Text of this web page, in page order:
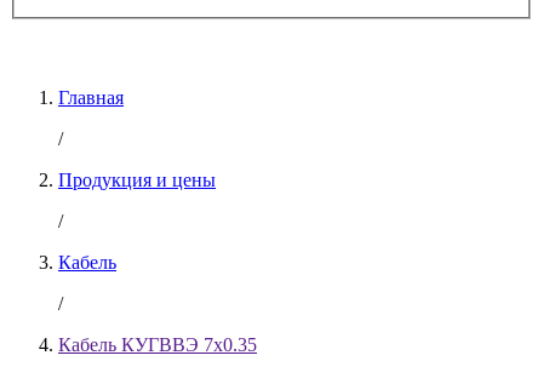
Главная
/
Продукция и цены
/
Кабель
/
Кабель КУГВВЭ 7х0.35